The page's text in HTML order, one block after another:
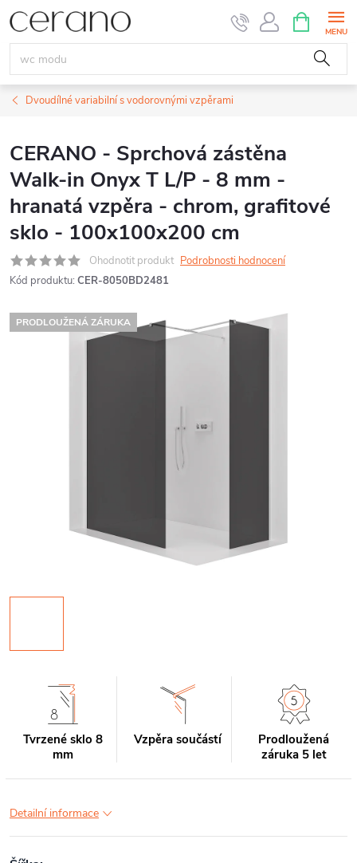
Přejít
na
obsah
NÁKUPNÍ
KOŠÍK
Dvoudílné variabilní s vodorovnými vzpěrami
CERANO - Sprchová zástěna
Walk-in Onyx T L/P - 8 mm -
hranatá vzpěra - chrom, grafitové
sklo - 100x100x200 cm
Ohodnotit produkt Podrobnosti hodnocení
Kód produktu: CER-8050BD2481
PRODLOUŽENÁ ZÁRUKA
Tvrzené sklo 8
mm
Vzpěra součástí
Prodloužená
záruka 5 let
Detailní informace